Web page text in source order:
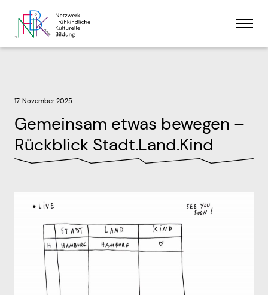
content
Unser Ansatz
Partner:innen
Kontakt
Was wir tun
17. November 2025
Gemeinsam etwas bewegen –
Rückblick Stadt.Land.Kind